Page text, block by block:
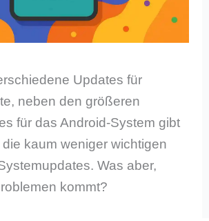
Updates für
neben den größeren
für das Android-System gibt
kaum weniger wichtigen
Was aber,
kommt?